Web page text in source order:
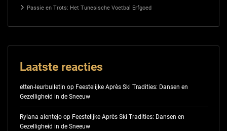
Passie en Trots: Het Tunesische Voetbal Erfgoed
Laatste reacties
etten-leurbulletin op Feestelijke Après Ski Tradities: Dansen en
Gezelligheid in de Sneeuw
Rylana alentejoop Feestelijke Après Ski Tradities: Dansen en
Gezelligheid in de Sneeuw